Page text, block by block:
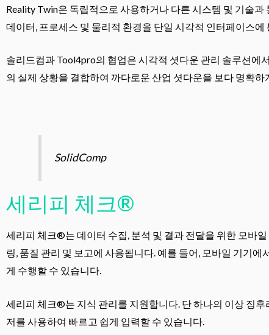
Reality Twin은 독립적으로 사용하거나 다른 시스템 및 기술
데이터, 프로세스 및 물리적 환경을 단일 시각적 인터페이스
솔리드컴과 Tool4pro의 협업은 시각적 셧다운 관리 솔루션에
의 실제 상황을 결합하여 까다로운 산업 셧다운을 보다 명확
SolidComp
세리피 체크®
세리피 체크®는 데이터 수집, 분석 및 결과 전달을 위한 모바
링, 품질 관리 및 보고에 사용됩니다. 예를 들어, 모바일 기기
게 수행할 수 있습니다.
세리피 체크®는 지식 관리를 지원합니다. 단 하나의 이상 징
저를 사용하여 빠르고 쉽게 입력할 수 있습니다.